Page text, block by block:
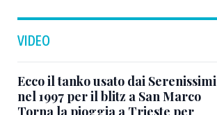
VIDEO
Ecco il tanko usato dai Serenissimi
nel 1997 per il blitz a San Marco